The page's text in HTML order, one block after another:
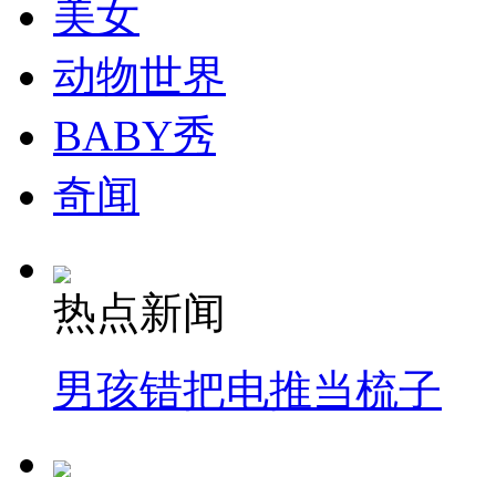
走！跟着总书记去植树
消防员救轻生者 花炮节热闹非凡
司机酒驾遇交警 急速倒车逃窜
美女
动物世界
BABY秀
奇闻
热点新闻
男孩错把电推当梳子